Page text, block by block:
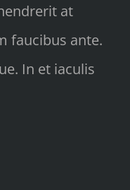
at
faucibus ante.
In et iaculis